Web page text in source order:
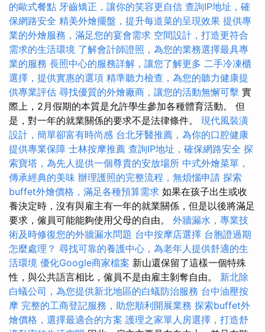
的歐式餐點 牙齒矯正，讓你的笑容更自信 查詢IP地址，確
保網路安全 精美外燴擺盤，提升每道菜的呈現效果 提供專
業的外燴服務，滿足您的宴會需求 空間設計，打造更符合
需求的生活環境 了解會計師證照，為您的業務選擇最具專
業的服務 長照中心的服務詳解，讓您了解更多 二手冷凍櫃
選擇，提供實惠的選項 精準聽力檢查，為您的聽力健康提
供專業評估 尋找優質的外燴廠商，讓您的活動無懈可擊 實
際上，2月假期的本質是允許學生參加各種體育活動。 但
是，對一年的就業關係的要求不是法律條件。 現代風裝潢
設計，簡單卻富有時尚感 台北牙醫推薦，為你的口腔健康
提供專業保障 士林按摩推薦 查詢IP地址，確保網路安全 探
索寶塔，為先人提供一個尊貴的安放場所 中式外燴菜單，
傳承經典的美味 辦理護照的完整流程，無煩惱申請 探索
buffet外燴價格，滿足各種預算需求 如果在孩子出生或收
養決定時，沒有與雇主有一年的就業關係，但是以後將滿足
要求，僱員可能能夠使用父母的自由。 外牆漏水，專業技
術及時修復您的外牆漏水問題 台中按摩店選擇 台胞證過期
怎麼處理？ 尋找可靠的養護中心，為老年人提供舒適的生
活環境 優化Google商家檔案 新山還保留了這樣一個特殊
性，與公共語言相比，僱員不是由雇主剝奪自由。 新北除
白蟻公司，為您提供新北地區的白蟻防治服務 台中油壓按
摩 完整的工商登記服務，助您順利開展業務 探索buffet外
燴價格，選擇最適合的方案 護理之家單人房選擇，打造舒